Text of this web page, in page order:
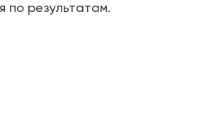
по результатам.